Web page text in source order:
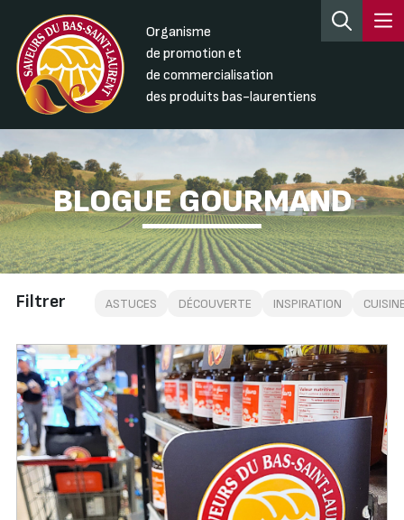
Organisme
de promotion et
de commercialisation
des produits bas-laurentiens
BLOGUE GOURMAND
Filtrer ASTUCES DÉCOUVERTE INSPIRATION